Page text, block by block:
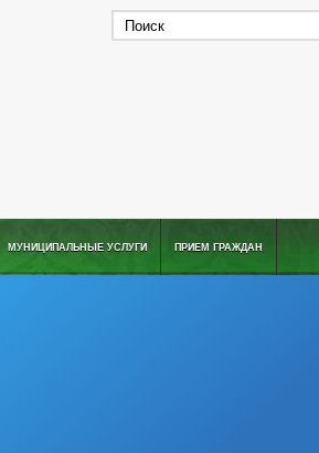
МУНИЦИПАЛЬНЫЕ УСЛУГИ ПРИЕМ ГРАЖДАН